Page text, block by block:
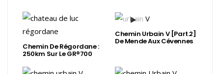
Chemin De Régordane :
250km Sur Le GR®700
Chemin Urbain V [Part.2]
De Mende Aux Cévennes